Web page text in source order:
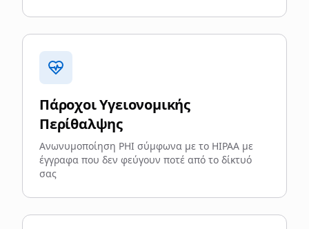
Πάροχοι Υγειονομικής
Περίθαλψης
Ανωνυμοποίηση PHI σύμφωνα με το HIPAA με
έγγραφα που δεν φεύγουν ποτέ από το δίκτυό
σας